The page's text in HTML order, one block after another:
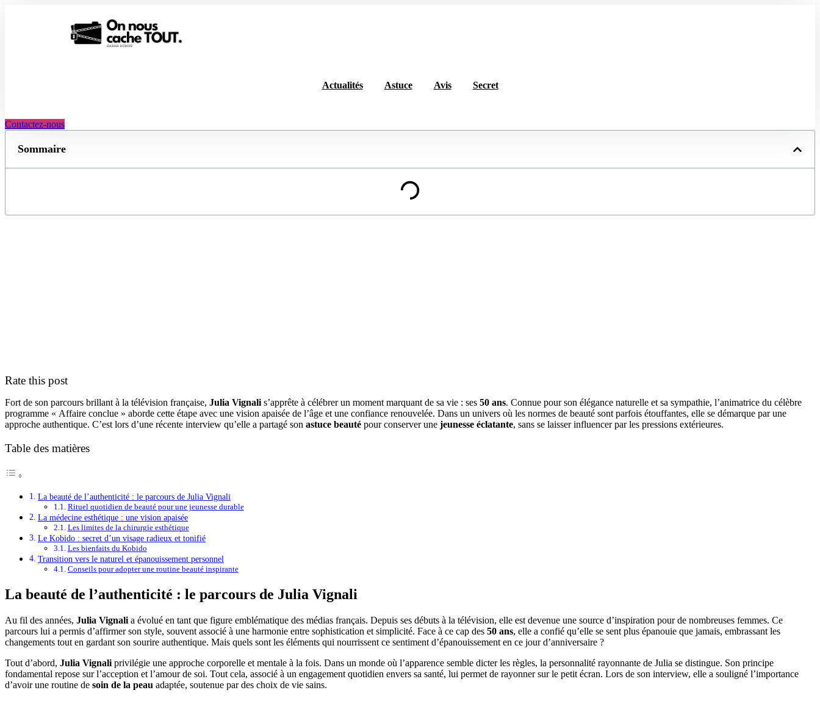
Actualités Astuce Avis Secret
Contactez-nous
Sommaire
Rate this post
Fort de son parcours brillant à la télévision française, Julia Vignali s’apprête à célébrer un moment marquant de sa vie : ses 50 ans. Connue pour son élégance naturelle et sa sympathie, l’animatrice du célèbre
programme « Affaire conclue » aborde cette étape avec une vision apaisée de l’âge et une confiance renouvelée. Dans un univers où les normes de beauté sont parfois étouffantes, elle se démarque par une
approche authentique. C’est lors d’une récente interview qu’elle a partagé son astuce beauté pour conserver une jeunesse éclatante, sans se laisser influencer par les pressions extérieures.
Table des matières
La beauté de l’authenticité : le parcours de Julia Vignali
Rituel quotidien de beauté pour une jeunesse durable
La médecine esthétique : une vision apaisée
Les limites de la chirurgie esthétique
Le Kobido : secret d’un visage radieux et tonifié
Les bienfaits du Kobido
Transition vers le naturel et épanouissement personnel
Conseils pour adopter une routine beauté inspirante
La beauté de l’authenticité : le parcours de Julia Vignali
Au fil des années, Julia Vignali a évolué en tant que figure emblématique des médias français. Depuis ses débuts à la télévision, elle est devenue une source d’inspiration pour de nombreuses femmes. Ce
parcours lui a permis d’affirmer son style, souvent associé à une harmonie entre sophistication et simplicité. Face à ce cap des 50 ans, elle a confié qu’elle se sent plus épanouie que jamais, embrassant les
changements tout en gardant son sourire authentique. Mais quels sont les éléments qui nourrissent ce sentiment d’épanouissement en ce jour d’anniversaire ?
Tout d’abord, Julia Vignali privilégie une approche corporelle et mentale à la fois. Dans un monde où l’apparence semble dicter les règles, la personnalité rayonnante de Julia se distingue. Son principe
fondamental repose sur l’acception et l’amour de soi. Tout cela, associé à un engagement quotidien envers sa santé, lui permet de rayonner sur le petit écran. Lors de son interview, elle a souligné l’importance
d’avoir une routine de soin de la peau adaptée, soutenue par des choix de vie sains.